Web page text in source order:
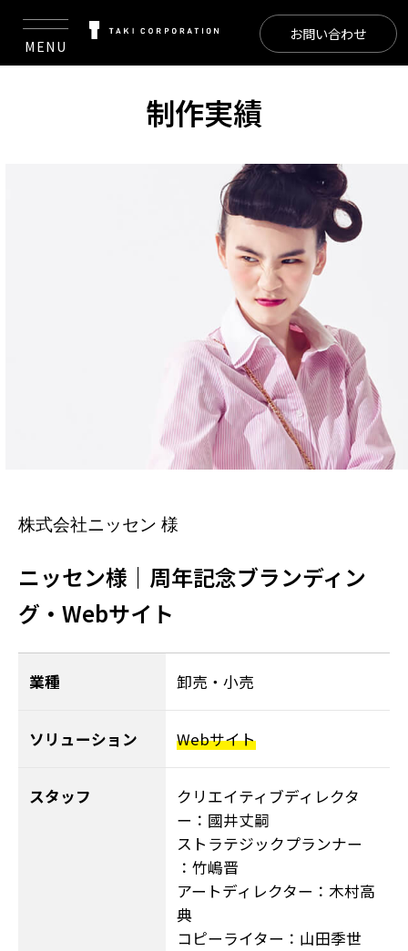
MENU
お問い合わせ
制作実績
株式会社ニッセン 様
ニッセン様｜周年記念ブランディン
グ・Webサイト
業種 卸売・小売
ソリューション Webサイト
スタッフ
クリエイティブディレクタ
ー：國井丈嗣
ストラテジックプランナー
：竹嶋晋
アートディレクター：木村高
典
コピーライター：山田季世